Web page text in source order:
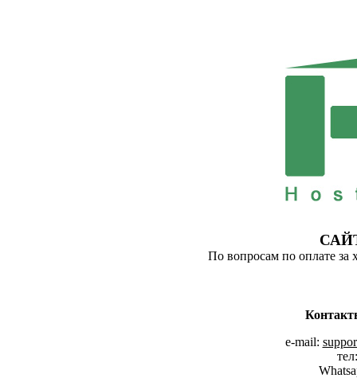
По вопросам по оплате за
e-mail: